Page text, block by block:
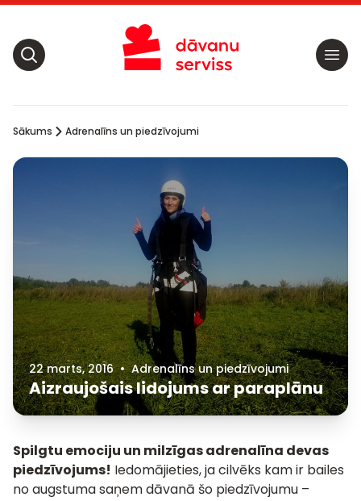
Sākums Adrenalīns un piedzīvojumi
22 marts, 2016 • Adrenalīns un piedzīvojumi
Aizraujošais lidojums ar paraplānu
Spilgtu emociju un milzīgas adrenalīna devas
piedzīvojums! Iedomājieties, ja cilvēks kam ir bailes
no augstuma saņem dāvanā šo piedzīvojumu –